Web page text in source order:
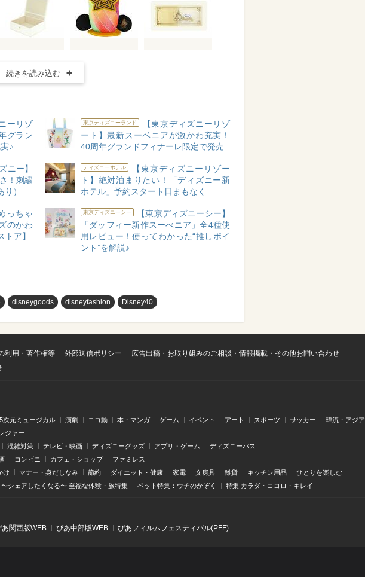
続きを読み込む
ーリゾ
グラン
♪
東京ディズニーランド
【東京ディズニーリゾ
ート】最新スーベニアが激かわ充実！
40周年グランドフィナーレ限定で発売
ニー】
！刺繍
）
ディズニーホテル
【東京ディズニーリゾー
ト】絶対泊まりたい！「ディズニー新
ホテル」予約スタート日まもなく
っちゃ
のかわ
ア】
東京ディズニーシー
【東京ディズニーシー】
「ダッフィー新作スーべニア」全4種使
用レビュー！使ってわかった“推しポイ
ント”を解説♪
disneygoods disneyfashion Disney40
利用・著作権等 外部送信ポリシー
広告出稿・お取り組みのご相談・情報掲載・その他お問い合わせ
次元ミュージカル 演劇 ニコ動 本・マンガ ゲーム イベント アート スポーツ サッカー 韓流・アジア
ジャー
混雑対策 テレビ・映画 ディズニーグッズ アプリ・ゲーム ディズニーパス
コンビニ カフェ・ショップ ファミレス
け マナー・身だしなみ 節約 ダイエット・健康 家電 文房具 雑貨 キッチン用品 ひとりを楽しむ
〜シェアしたくなる〜 至福な体験・旅特集 ペット特集：ウチのかぞく 特集 カラダ・ココロ・キレイ
あ関⻄版WEB ぴあ中部版WEB ぴあフィルムフェスティバル(PFF)